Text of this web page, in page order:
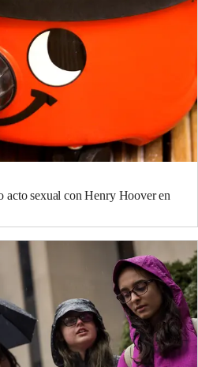
acto sexual con Henry Hoover en